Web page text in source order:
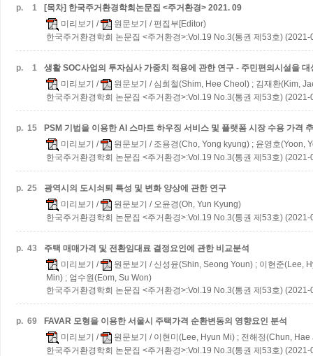
p. 1
[목차] 한국주거환경학회논문집 <주거환경> 2021. 09
미리보기 / 원문보기 / 편집부[Editor)
한국주거환경학회 논문집 <주거환경>:Vol.19 No.3(통권 제53호) (2021-
p. 1
생활 SOC사업의 투자심사 가중치 적용에 관한 연구 - 주민편의시설을 대
미리보기 / 원문보기 / 심희철(Shim, Hee Cheol) ; 김재환(Kim,
한국주거환경학회 논문집 <주거환경>:Vol.19 No.3(통권 제53호) (2021-
p. 15
PSM 기법을 이용한 AI 스마트 하우징 서비스 및 플랫폼 시장 수용 가격
미리보기 / 원문보기 / 조용경(Cho, Yong kyung) ; 윤영호(Yoon,
한국주거환경학회 논문집 <주거환경>:Vol.19 No.3(통권 제53호) (2021-
p. 25
광역시의 도시쇠퇴 특성 및 변화 양상에 관한 연구
미리보기 / 원문보기 / 오윤경(Oh, Yun Kyung)
한국주거환경학회 논문집 <주거환경>:Vol.19 No.3(통권 제53호) (2021-
p. 43
주택 매매가격 및 전환임대료 결정요인에 관한 비교분석
미리보기 / 원문보기 / 신성윤(Shin, Seong Youn) ; 이현준(Lee,
Min) ; 엄수원(Eom, Su Won)
한국주거환경학회 논문집 <주거환경>:Vol.19 No.3(통권 제53호) (2021-
p. 69
FAVAR 모형을 이용한 서울시 주택가격 순환변동의 영향요인 분석
미리보기 / 원문보기 / 이현미(Lee, Hyun Mi) ; 전해정(Chun, Hae
한국주거환경학회 논문집 <주거환경>:Vol.19 No.3(통권 제53호) (2021-